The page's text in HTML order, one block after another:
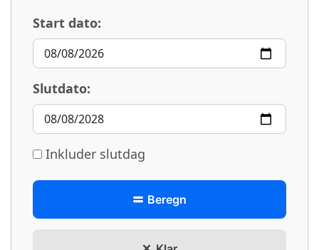
Start dato:
Slutdato:
Inkluder slutdag
Beregn